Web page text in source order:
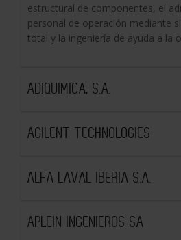
estructural de componentes, el
personal de operación mediante
total y la ingeniería de ayuda a la
ADIQUIMICA, S.A.
AGILENT TECHNOLOGIES
ALFA LAVAL IBERIA S.A.
APLEIN INGENIEROS SA